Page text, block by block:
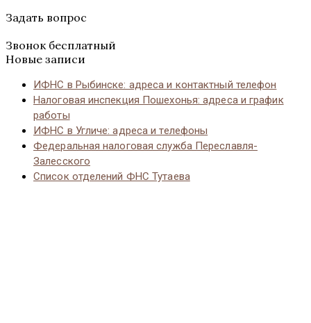
Задать вопрос
Звонок бесплатный
Новые записи
ИФНС в Рыбинске: адреса и контактный телефон
Налоговая инспекция Пошехонья: адреса и график
работы
ИФНС в Угличе: адреса и телефоны
Федеральная налоговая служба Переславля-
Залесского
Список отделений ФНС Тутаева